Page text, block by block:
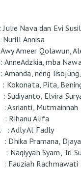
Nava dan Evi
Annisa
Awy Ameer Qolawun,
mba Nawa
neng lisojung,
Pita, Bening
Elvira
Asrianti, Mutmainnah
Rihanu Alifa
: Adly Al Fadly
Dhika Pramana,
Syam, Tri
Rachmawati